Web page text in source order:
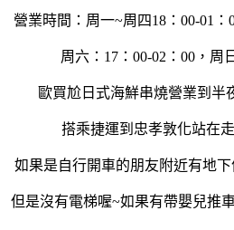
營業時間：周一~周四18：00-01：
周六：17：00-02：00，周
歐買尬日式海鮮串燒營業到半
搭乘捷運到忠孝敦化站在
如果是自行開車的朋友附近有地
但是沒有電梯喔~如果有帶嬰兒推